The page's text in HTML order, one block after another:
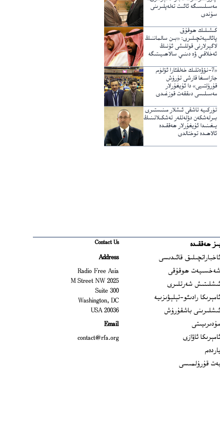
مەسىلىسىگە ئائىت تەلەپلىرىنى
سۇندى
كىشىلىك ھوقۇق
پائالىيەتچىلىرى: «بىن سالماننىڭ
لاگېرلارنى قوللىشى ئۇنىڭ
ئەخلاقىي ۋە دىنىي سالاھىيىتىگە
«7-نۆۋەتلىك خەلقئارا ئۆلۈم
جازاسىغا قارشى تۇرۇش
قۇرۇلتىيى» دا ئۇيغۇرلار
مەسىلىسى دىققەت قوزغىدى
تۈركىيە تاشقى ئىشلار مىنىستىرى
بىرلەشكەن دۆلەتلەر تەشكىلاتىنىڭ
يىغىنىدا ئۇيغۇرلار ھەققىدە
ئالاھىدە توختالدى
ھەققىدە
ئاخباراتچىلىق قائىدىسى
شەخسىيەت ھوقۇقى
ئىشلىتىش شەرتلىرى
ئامېرىكا رادىئو-تېلېۋىزىيە
ئىشلىرىنى باشقۇرۇش
مۇدىرىيىتى
ئامېرىكا ئاۋازى
ياردەم
بەت قۇرۇلمىسى
Contact Us
Address
Radio Free Asia
2025 M Street NW
Suite 300
Washington, DC
20036 USA
Email
contact@rfa.org